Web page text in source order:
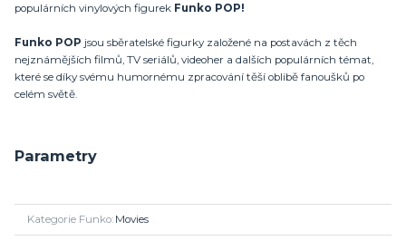
populárních vinylových figurek Funko POP!
Funko POP jsou sběratelské figurky založené na postavách z těch
nejznámějších filmů, TV seriálů, videoher a dalších populárních témat,
které se díky svému humornému zpracování těší oblibě fanoušků po
celém světě.
Parametry
Kategorie Funko Movies